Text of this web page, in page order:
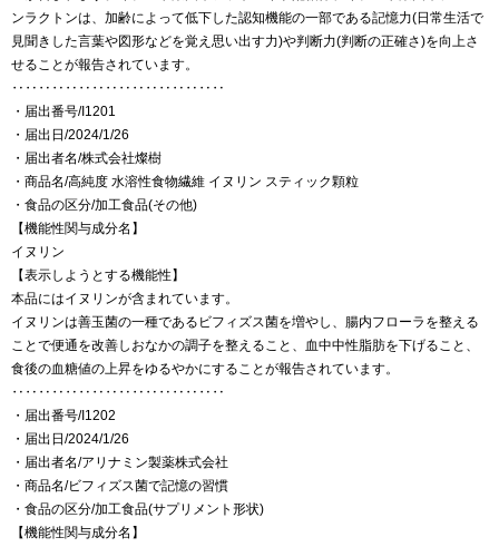
ンラクトンは、加齢によって低下した認知機能の一部である記憶力(日常生活で
見聞きした言葉や図形などを覚え思い出す力)や判断力(判断の正確さ)を向上さ
せることが報告されています。
‥‥‥‥‥‥‥‥‥‥‥‥‥‥‥‥
・届出番号/I1201
・届出日/2024/1/26
・届出者名/株式会社燦樹
・商品名/高純度 水溶性食物繊維 イヌリン スティック顆粒
・食品の区分/加工食品(その他)
【機能性関与成分名】
イヌリン
【表示しようとする機能性】
本品にはイヌリンが含まれています。
イヌリンは善玉菌の一種であるビフィズス菌を増やし、腸内フローラを整える
ことで便通を改善しおなかの調子を整えること、血中中性脂肪を下げること、
食後の血糖値の上昇をゆるやかにすることが報告されています。
‥‥‥‥‥‥‥‥‥‥‥‥‥‥‥‥
・届出番号/I1202
・届出日/2024/1/26
・届出者名/アリナミン製薬株式会社
・商品名/ビフィズス菌で記憶の習慣
・食品の区分/加工食品(サプリメント形状)
【機能性関与成分名】